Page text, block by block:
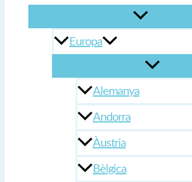
Europa
Alemanya
Andorra
Àustria
Bèlgica